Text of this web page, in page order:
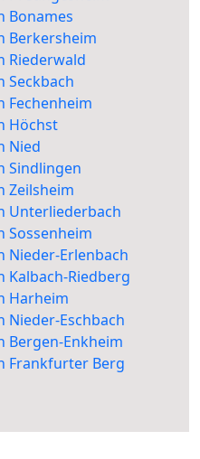
Bonames
Berkersheim
Riederwald
Seckbach
Fechenheim
Höchst
Nied
Sindlingen
Zeilsheim
Unterliederbach
Sossenheim
Nieder-Erlenbach
Kalbach-Riedberg
Harheim
Nieder-Eschbach
Bergen-Enkheim
Frankfurter Berg